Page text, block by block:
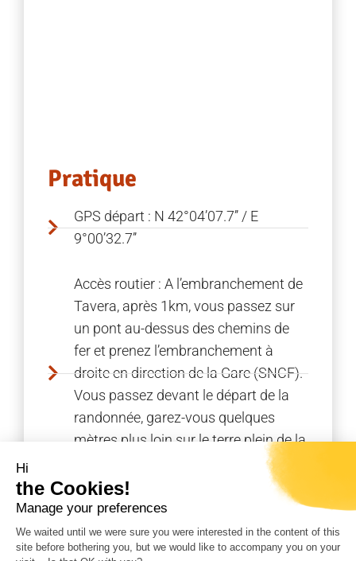
Hi
the Cookies!
Manage your preferences
We waited until we were sure you were interested in the content of this
site before bothering you, but we would like to accompany you on your
Pratique
GPS départ : N 42°04’07.7’’ / E
9°00’32.7’’
Accès routier : A l’embranchement de
Tavera, après 1km, vous passez sur
un pont au-dessus des chemins de
fer et prenez l’embranchement à
droite en direction de la Gare (SNCF).
Vous passez devant le départ de la
randonnée, garez-vous quelques
mètres plus loin sur le terre plein de la
Accès en train : Gare de Tavera